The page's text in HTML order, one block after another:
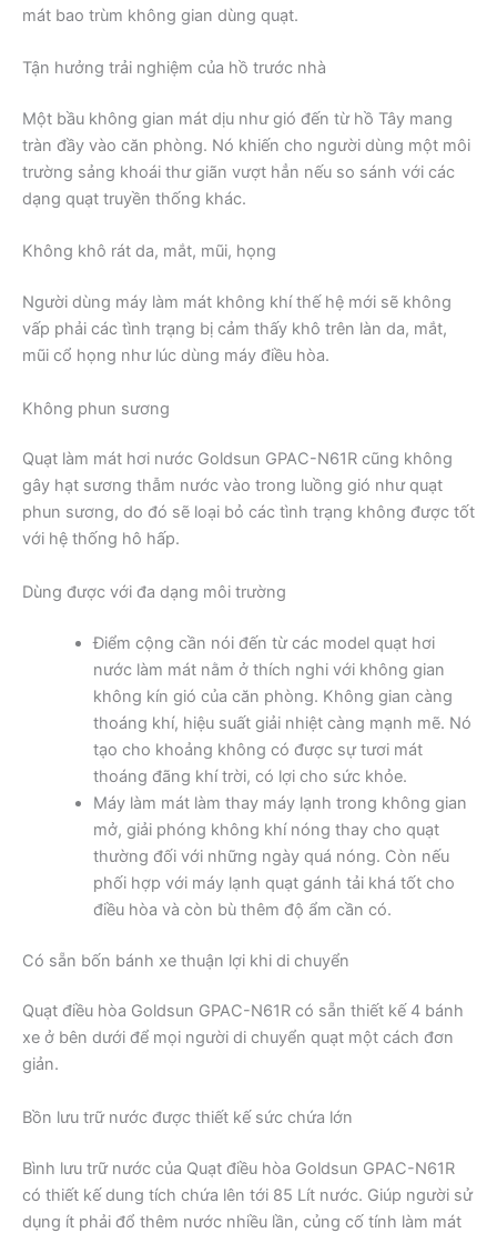
mát bao trùm không gian dùng quạt.
Tận hưởng trải nghiệm của hồ trước nhà
Một bầu không gian mát dịu như gió đến từ hồ Tây mang
tràn đầy vào căn phòng. Nó khiến cho người dùng một môi
trường sảng khoái thư giãn vượt hẳn nếu so sánh với các
dạng quạt truyền thống khác.
Không khô rát da, mắt, mũi, họng
Người dùng máy làm mát không khí thế hệ mới sẽ không
vấp phải các tình trạng bị cảm thấy khô trên làn da, mắt,
mũi cổ họng như lúc dùng máy điều hòa.
Không phun sương
Quạt làm mát hơi nước Goldsun GPAC-N61R cũng không
gây hạt sương thẫm nước vào trong luồng gió như quạt
phun sương, do đó sẽ loại bỏ các tình trạng không được tốt
với hệ thống hô hấp.
Dùng được với đa dạng môi trường
Điểm cộng cần nói đến từ các model quạt hơi
nước làm mát nằm ở thích nghi với không gian
không kín gió của căn phòng. Không gian càng
thoáng khí, hiệu suất giải nhiệt càng mạnh mẽ. Nó
tạo cho khoảng không có được sự tươi mát
thoáng đãng khí trời, có lợi cho sức khỏe.
Máy làm mát làm thay máy lạnh trong không gian
mở, giải phóng không khí nóng thay cho quạt
thường đối với những ngày quá nóng. Còn nếu
phối hợp với máy lạnh quạt gánh tải khá tốt cho
điều hòa và còn bù thêm độ ẩm cần có.
Có sẵn bốn bánh xe thuận lợi khi di chuyển
Quạt điều hòa Goldsun GPAC-N61R có sẵn thiết kế 4 bánh
xe ở bên dưới để mọi người di chuyển quạt một cách đơn
giản.
Bồn lưu trữ nước được thiết kế sức chứa lớn
Bình lưu trữ nước của Quạt điều hòa Goldsun GPAC-N61R
có thiết kế dung tích chứa lên tới 85 Lít nước. Giúp người sử
dụng ít phải đổ thêm nước nhiều lần, củng cố tính làm mát